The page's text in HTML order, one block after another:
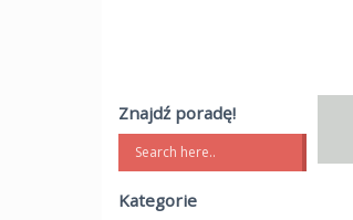
Znajdź poradę!
Kategorie